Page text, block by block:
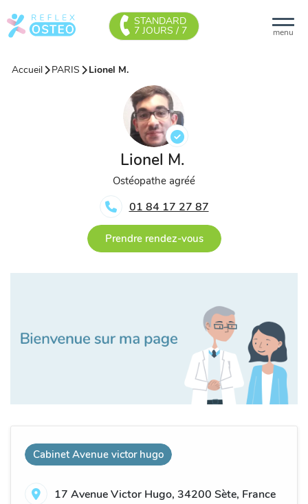
menu
STANDARD
7 JOURS / 7
Accueil PARIS Lionel M.
Lionel M.
Ostéopathe agréé
01 84 17 27 87
Prendre rendez-vous
Cabinet Avenue victor hugo
17 Avenue Victor Hugo, 34200 Sète, France